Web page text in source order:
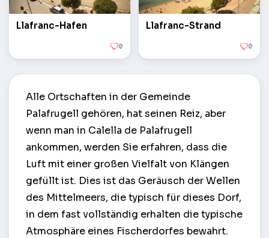
Llafranc-Hafen
0
Llafranc-Strand
0
Alle Ortschaften in der Gemeinde
Palafrugell gehören, hat seinen Reiz, aber
wenn man in Calella de Palafrugell
ankommen, werden Sie erfahren, dass die
Luft mit einer großen Vielfalt von Klängen
gefüllt ist. Dies ist das Geräusch der Wellen
des Mittelmeers, die typisch für dieses Dorf,
in dem fast vollständig erhalten die typische
Atmosphäre eines Fischerdorfes bewahrt.